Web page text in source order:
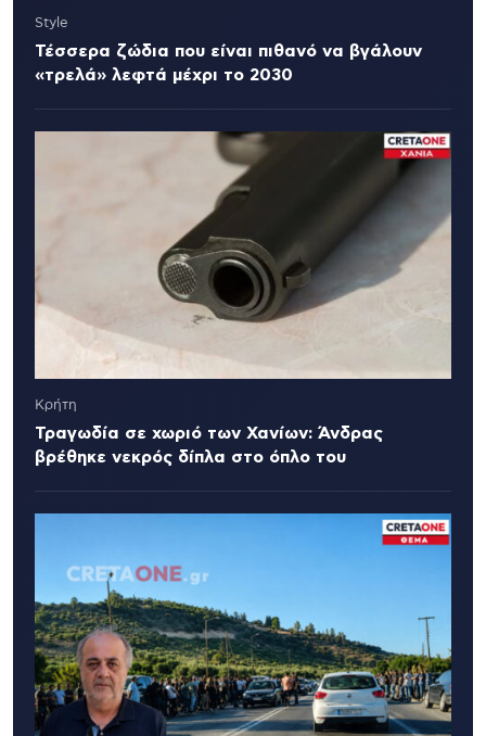
Style
Τέσσερα ζώδια που είναι πιθανό να βγάλουν
«τρελά» λεφτά μέχρι το 2030
Κρήτη
Τραγωδία σε χωριό των Χανίων: Άνδρας
βρέθηκε νεκρός δίπλα στο όπλο του